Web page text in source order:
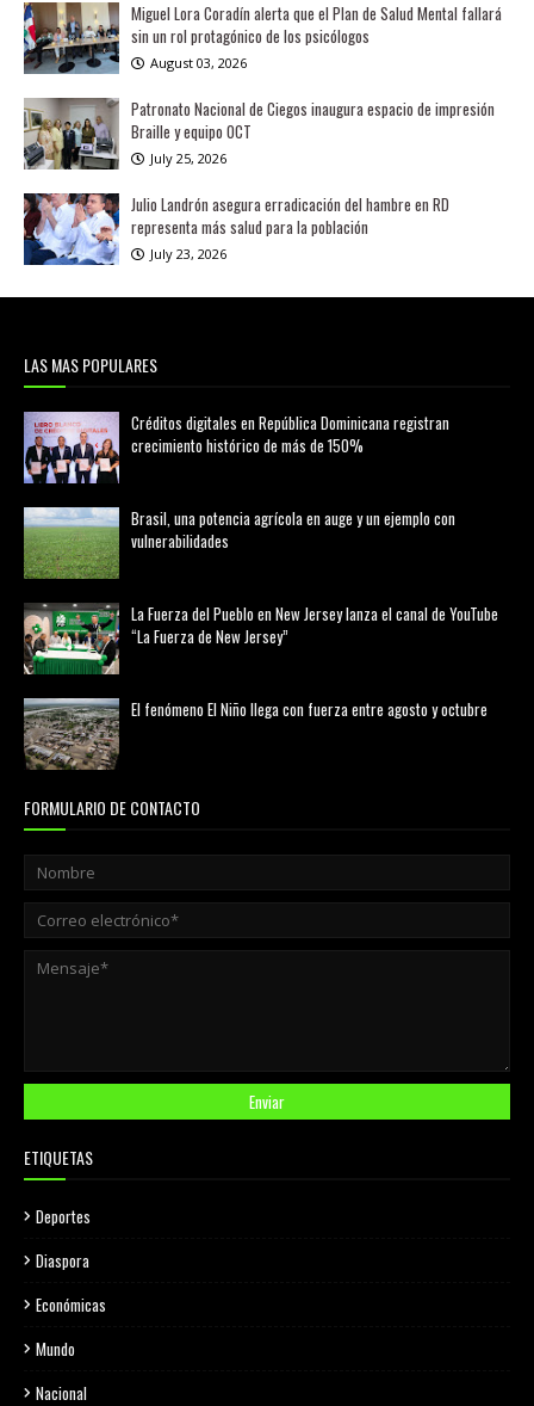
Miguel Lora Coradín alerta que el Plan de Salud Mental fallará
sin un rol protagónico de los psicólogos
August 03, 2026
Patronato Nacional de Ciegos inaugura espacio de impresión
Braille y equipo OCT
July 25, 2026
Julio Landrón asegura erradicación del hambre en RD
representa más salud para la población
July 23, 2026
LAS MAS POPULARES
Créditos digitales en República Dominicana registran
crecimiento histórico de más de 150%
Brasil, una potencia agrícola en auge y un ejemplo con
vulnerabilidades
La Fuerza del Pueblo en New Jersey lanza el canal de YouTube
“La Fuerza de New Jersey”
El fenómeno El Niño llega con fuerza entre agosto y octubre
FORMULARIO DE CONTACTO
ETIQUETAS
Deportes
Diaspora
Económicas
Mundo
Nacional